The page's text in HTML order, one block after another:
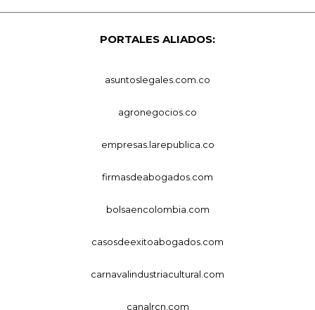
PORTALES ALIADOS:
asuntoslegales.com.co
agronegocios.co
empresas.larepublica.co
firmasdeabogados.com
bolsaencolombia.com
casosdeexitoabogados.com
carnavalindustriacultural.com
canalrcn.com